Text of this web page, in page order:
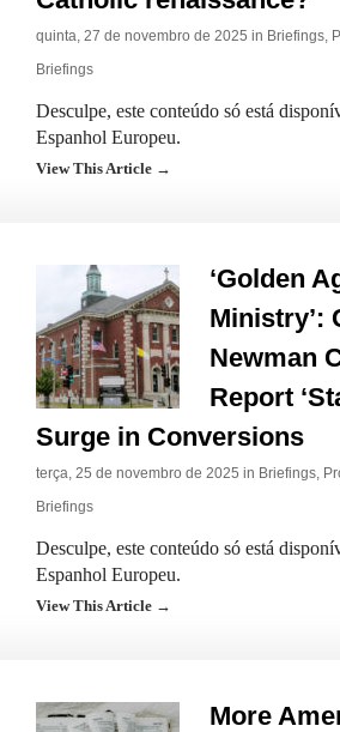
quinta, 27 de novembro de 2025 in Briefings,
Briefings
Desculpe, este conteúdo só está
Espanhol Europeu.
View This Article →
‘Golden
Ministry’:
Newman
Report
Surge in Conversions
terça, 25 de novembro de 2025 in Briefings,
Briefings
Desculpe, este conteúdo só está
Espanhol Europeu.
View This Article →
More